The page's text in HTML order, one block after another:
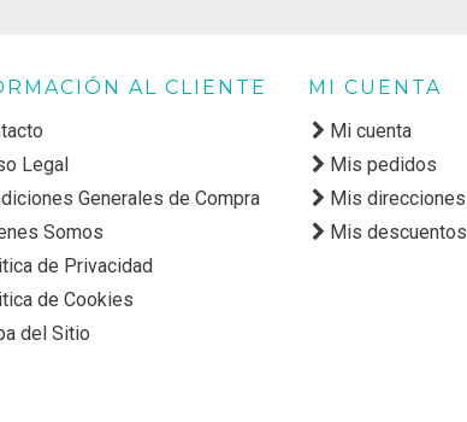
AL CLIENTE
Legal
Generales de Compra
Somos
de Privacidad
de Cookies
del Sitio
MI CUENTA
Mi cuenta
Mis pedidos
Mis direcciones
Mis descuentos